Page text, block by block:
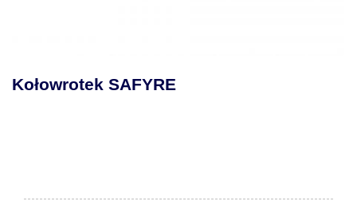
Kołowrotek MAKAIRA SEA GOLD